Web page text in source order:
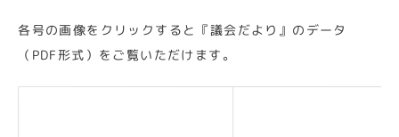
各号の画像をクリックすると『議会だより』のデータ
（PDF形式）をご覧いただけます。